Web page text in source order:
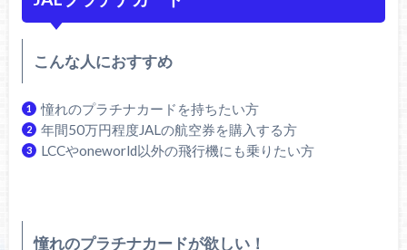
こんな人におすすめ
憧れのプラチナカードを持ちたい方
年間50万円程度JALの航空券を購入する方
LCCやoneworld以外の飛行機にも乗りたい方
憧れのプラチナカードが欲しい！